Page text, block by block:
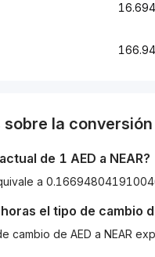
la conversión
de 1 AED a NEAR?
el tipo de cambio
cambio de AED a NEAR